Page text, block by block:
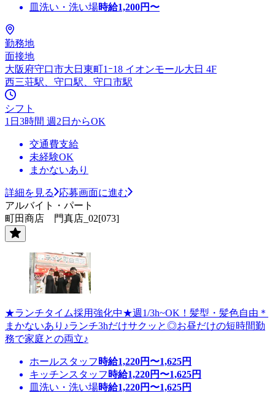
皿洗い・洗い場時給1,200円〜
勤務地
面接地
大阪府守口市大日東町1ｰ18 イオンモール大日 4F
西三荘駅、守口駅、守口市駅
シフト
1日3時間 週2日からOK
交通費支給
未経験OK
まかないあり
詳細を見る
応募画面に進む
アルバイト・パート
町田商店 門真店_02[073]
★ランチタイム採用強化中★週1/3h~OK！髪型・髪色自由＊
まかないあり♪ランチ3hだけサクッと◎お昼だけの短時間勤
務で家庭との両立♪
ホールスタッフ 時給1,220円〜1,625円
キッチンスタッフ 時給1,220円〜1,625円
皿洗い・洗い場時給1,220円〜1,625円